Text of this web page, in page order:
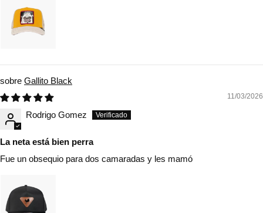
Gallito Black
11/03/2026
Rodrigo Gomez
La neta está bien perra
Fue un obsequio para dos camaradas y les mamó